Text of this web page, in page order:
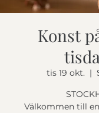
Konst
tis 19 okt.
  |
Välkommen till